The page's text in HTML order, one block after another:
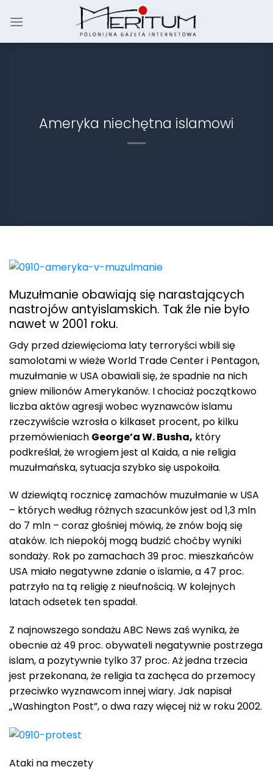
Ameryka niechętna islamowi
Muzułmanie obawiają się narastających
nastrojów antyislamskich. Tak źle nie było
nawet w 2001 roku.
Gdy przed dziewięcioma laty terroryści wbili się
samolotami w wieże World Trade Center i Pentagon,
muzułmanie w USA obawiali się, że spadnie na nich
gniew milionów Amerykanów. I chociaż początkowo
liczba aktów agresji wobec wyznawców islamu
rzeczywiście wzrosła o kilkaset procent, po kilku
przemówieniach George’a W. Busha, który
podkreślał, że wrogiem jest al Kaida, a nie religia
muzułmańska, sytuacja szybko się uspokoiła.
W dziewiątą rocznicę zamachów muzułmanie w USA
– których według różnych szacunków jest od 1,3 mln
do 7 mln – coraz głośniej mówią, że znów boją się
ataków. Ich niepokój mogą budzić choćby wyniki
sondaży. Rok po zamachach 39 proc. mieszkańców
USA miało negatywne zdanie o islamie, a 47 proc.
patrzyło na tą religię z nieufnością. W kolejnych
latach odsetek ten spadał.
Z najnowszego sondażu ABC News zaś wynika, że
obecnie aż 49 proc. obywateli negatywnie postrzega
islam, a pozytywnie tylko 37 proc. Aż jedna trzecia
jest przekonana, że religia ta zachęca do przemocy
przeciwko wyznawcom innej wiary. Jak napisał
„Washington Post”, o dwa razy więcej niż w roku 2002.
Ataki na meczety